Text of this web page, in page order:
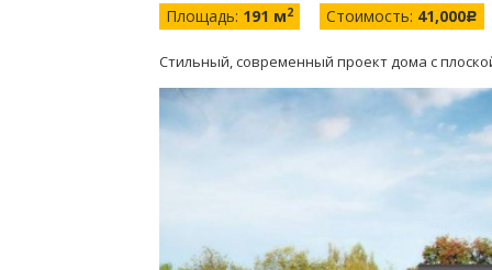
Площадь: 191 м2 Стоимость: 41,000c
Стильный, современный проект дома с